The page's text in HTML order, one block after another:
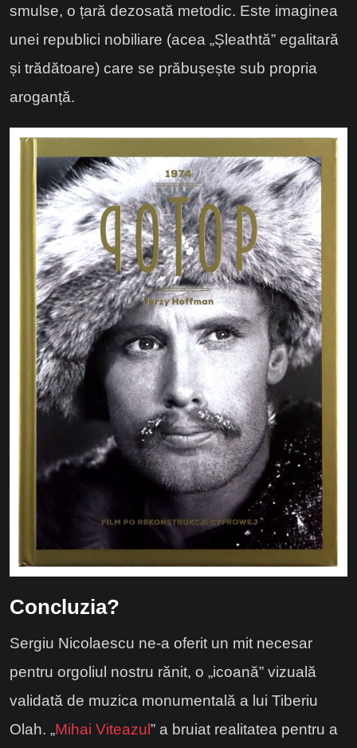
smulse, o țară dezosată metodic. Este imaginea
unei republici nobiliare (acea „Șleathtă” egalitară
și trădătoare) care se prăbușește sub propria
aroganță.
Concluzia?
Sergiu Nicolaescu ne-a oferit un mit necesar
pentru orgoliul nostru rănit, o „icoană” vizuală
validată de muzica monumentală a lui Tiberiu
Olah. „Mihai Viteazul ” a bruiat realitatea pentru a